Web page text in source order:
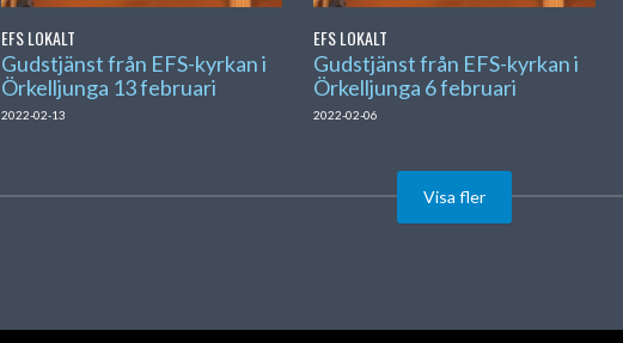
EFS LOKALT
Gudstjänst från EFS-kyrkan i
Örkelljunga 13 februari
2022-02-13
EFS LOKALT
Gudstjänst från EFS-kyrkan i
Örkelljunga 6 februari
2022-02-06
Visa fler